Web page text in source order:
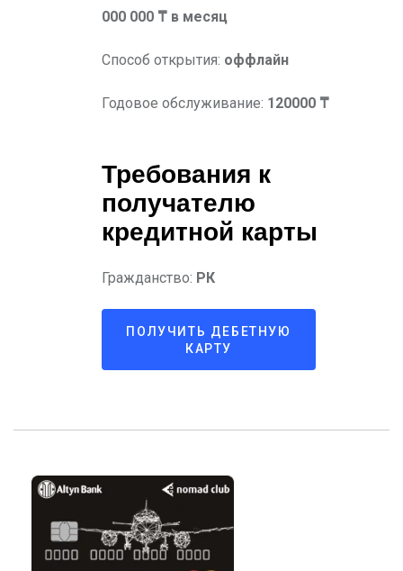
000 000 ₸ в месяц
Способ открытия: оффлайн
Годовое обслуживание: 120000 ₸
Требования к
получателю
кредитной карты
Гражданство: РК
ПОЛУЧИТЬ ДЕБЕТНУЮ
КАРТУ